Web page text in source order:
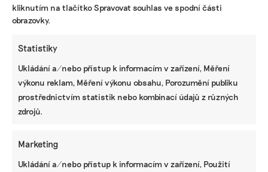
kliknutím na tlačítko Spravovat souhlas ve spodní části
obrazovky.
Statistiky
Ukládání a/nebo přístup k informacím v zařízení, Měření
výkonu reklam, Měření výkonu obsahu, Porozumění publiku
prostřednictvím statistik nebo kombinací údajů z různých
zdrojů.
Marketing
Ukládání a/nebo přístup k informacím v zařízení, Použití
telefon a co dělají operátoři, abychom se
dovolali i v extrémním počasí